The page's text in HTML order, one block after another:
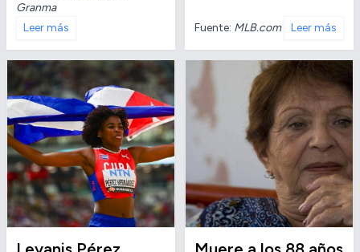
Granma
Leer más
Fuente: MLB.com Leer más